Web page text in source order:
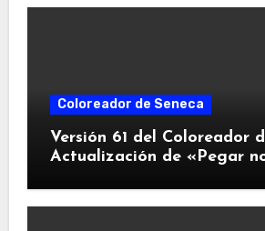
Coloreador de Seneca
Versión 61 del Coloreador
Actualización de «Pegar